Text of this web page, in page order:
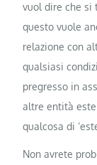
vuol dire che si
questo vuole
relazione con
qualsiasi
pregresso in
altre entità
qualcosa di
Non avrete